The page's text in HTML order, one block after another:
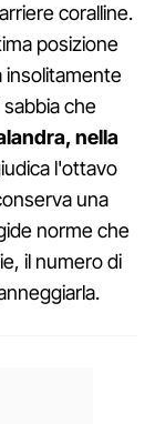
coralline.
posizione
insolitamente
che
nella
l'ottavo
una
norme che
il numero di